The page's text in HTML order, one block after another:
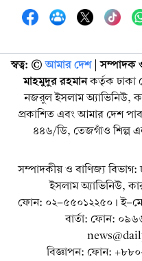
স্বত্ব: ©️ আমার দেশ| সম্পাদক
মাহমুদুর রহমানকর্তৃক ঢাকা
নজরুল ইসলাম অ্যাভিনিউ,
প্রকাশিত এবং আমার দেশ
৪৪৬/ডি, তেজগাঁও শিল্প
সম্পাদকীয় ও বাণিজ্য
ইসলাম অ্যাভিনিউ,
ফোন: ০২-৫৫০১২২৫০। ই-
বার্তা: ফোন:
বিজ্ঞাপন: ফোন: